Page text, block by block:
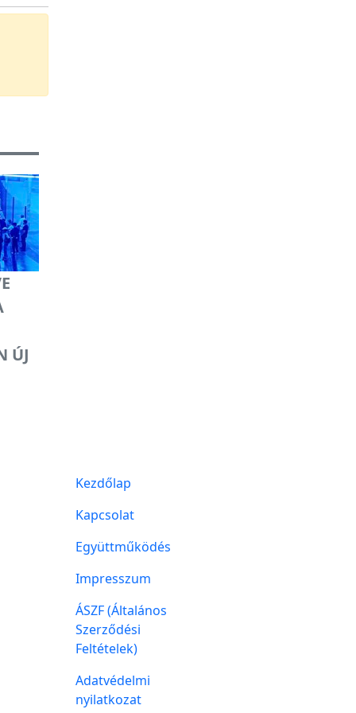
ÚJ
Kezdőlap
Kapcsolat
Együttműködés
Impresszum
ÁSZF (Általános
Szerződési
Feltételek)
Adatvédelmi
nyilatkozat